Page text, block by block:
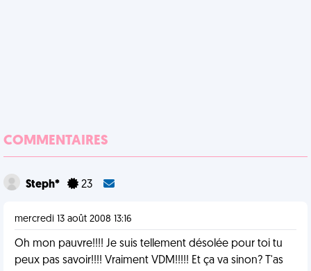
COMMENTAIRES
Steph* 23
mercredi 13 août 2008 13:16
Oh mon pauvre!!!! Je suis tellement désolée pour toi tu
peux pas savoir!!!! Vraiment VDM!!!!! Et ça va sinon? T'as